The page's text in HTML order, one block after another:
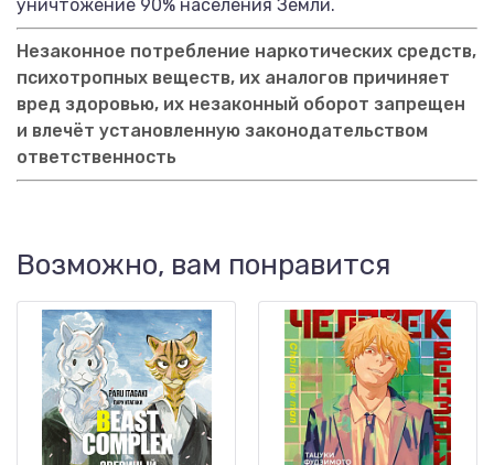
уничтожение 90% населения Земли.
Незаконное потребление наркотических средств,
психотропных веществ, их аналогов причиняет
вред здоровью, их незаконный оборот запрещен
и влечёт установленную законодательством
ответственность
Возможно, вам понравится